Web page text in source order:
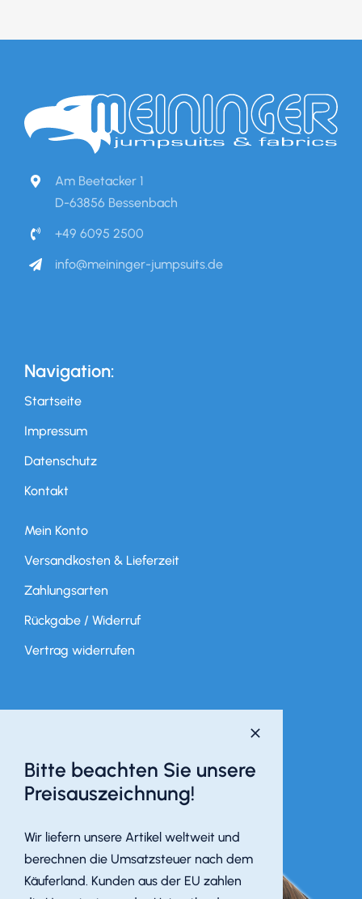
Am Beetacker 1
D-63856 Bessenbach
+49 6095 2500
info@meininger-jumpsuits.de
Navigation:
Startseite
Impressum
Datenschutz
Kontakt
Mein Konto
Versandkosten & Lieferzeit
Zahlungsarten
Rückgabe / Widerruf
Vertrag widerrufen
Bitte beachten Sie unsere
Preisauszeichnung!
Wir liefern unsere Artikel weltweit und
berechnen die Umsatzsteuer nach dem
Käuferland. Kunden aus der EU zahlen